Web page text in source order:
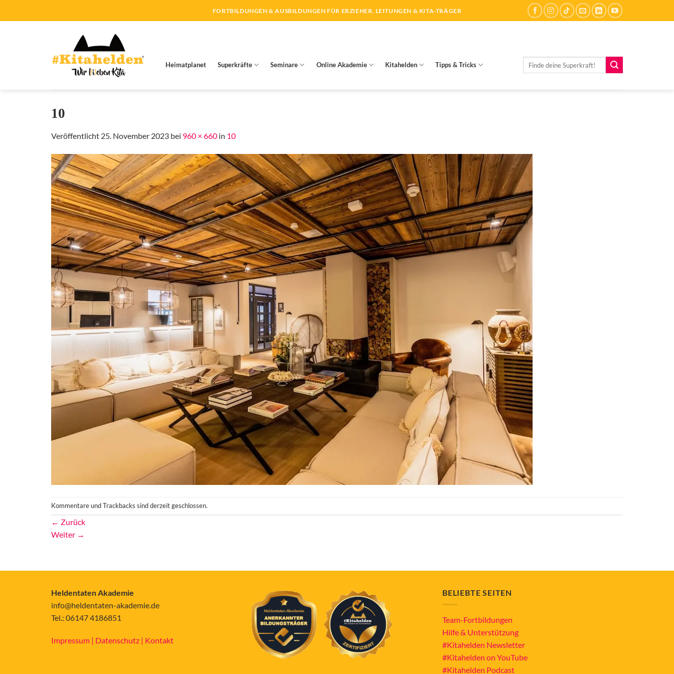
FORTBILDUNGEN & AUSBILDUNGEN FÜR ERZIEHER, LEITUNGEN & KITA-TRÄGER
Heimatplanet Superkräfte Seminare Online Akademie Kitahelden Tipps & Tricks
10
Veröffentlicht 25. November 2023 bei 960 × 660 in 10
Kommentare und Trackbacks sind derzeit geschlossen.
← Zurück
Weiter →
Heldentaten Akademie
info@heldentaten-akademie.de
Tel.: 06147 4186851
Impressum | Datenschutz | Kontakt
BELIEBTE SEITEN
Team-Fortbildungen
Hilfe & Unterstützung
#Kitahelden Newsletter
#Kitahelden on YouTube
#Kitahelden Podcast